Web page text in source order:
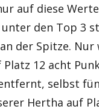
auf diese
den Top 3
der Spitze. Nur
Platz 12 acht
selbst
Hertha auf